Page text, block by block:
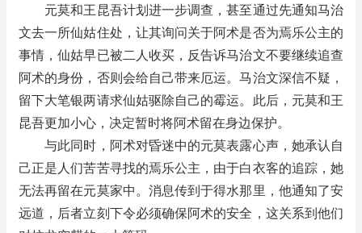
元莫和王昆吾计划进一步调查，甚至通过先通知马治
文去一所仙姑住处，让其询问关于阿术是否为焉乐公主的
事情，仙姑早已被二人收买，反告诉马治文不要继续追查
阿术的身份，否则会给自己带来厄运。马治文深信不疑，
留下大笔银两请求仙姑驱除自己的霉运。此后，元莫和王
昆吾更加小心，决定暂时将阿术留在身边保护。
与此同时，阿术对昏迷中的元莫表露心声，她承认自
己正是人们苦苦寻找的焉乐公主，由于白衣客的追踪，她
无法再留在元莫家中。消息传到于得水那里，他通知了安
远道，后者立刻下令必须确保阿术的安全，这关系到他们